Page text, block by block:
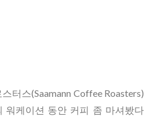
터스(Saamann Coffee Roasters)
워케이션 동안 커피 좀 마셔봤다